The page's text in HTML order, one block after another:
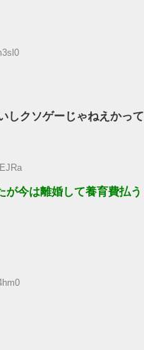
しクソゲーじゃねえかって
が今は離婚して養育費払う